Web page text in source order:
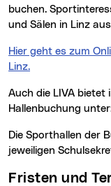
buchen.
und Sälen in Linz
Hier geht es zum
Linz.
Auch die LIVA
Hallenbuchung
Die Sporthallen der
jeweiligen
Fristen und